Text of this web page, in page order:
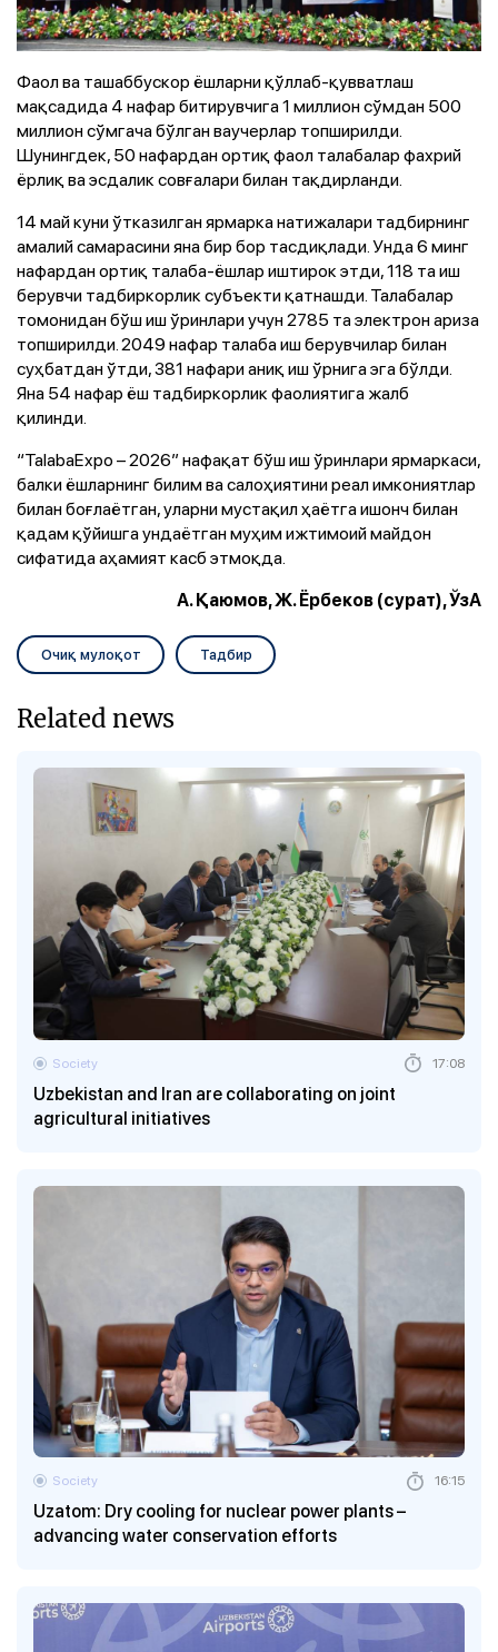
Фаол ва ташаббускор ёшларни қўллаб-қувватлаш
мақсадида 4 нафар битирувчига 1 миллион сўмдан 500
миллион сўмгача бўлган ваучерлар топширилди.
Шунингдек, 50 нафардан ортиқ фаол талабалар фахрий
ёрлиқ ва эсдалик совғалари билан тақдирланди.
14 май куни ўтказилган ярмарка натижалари тадбирнинг
амалий самарасини яна бир бор тасдиқлади. Унда 6 минг
нафардан ортиқ талаба-ёшлар иштирок этди, 118 та иш
берувчи тадбиркорлик субъекти қатнашди. Талабалар
томонидан бўш иш ўринлари учун 2785 та электрон ариза
топширилди. 2049 нафар талаба иш берувчилар билан
суҳбатдан ўтди, 381 нафари аниқ иш ўрнига эга бўлди.
Яна 54 нафар ёш тадбиркорлик фаолиятига жалб
қилинди.
“TalabaЕxpo – 2026” нафақат бўш иш ўринлари ярмаркаси,
балки ёшларнинг билим ва салоҳиятини реал имкониятлар
билан боғлаётган, уларни мустақил ҳаётга ишонч билан
қадам қўйишга ундаётган муҳим ижтимоий майдон
сифатида аҳамият касб этмоқда.
А. Қаюмов, Ж. Ёрбеков (сурат), ЎзА
Очиқ мулоқот Тадбир
Related news
Uzbekistan and Iran are collaborating on joint
agricultural initiatives
Society 17:08
Uzatom: Dry cooling for nuclear power plants –
advancing water conservation efforts
Society 16:15